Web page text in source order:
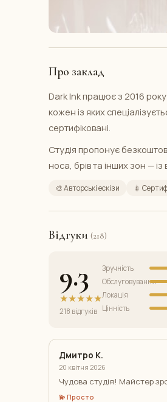
Про заклад
Dark Ink працює з 2016 року
кожен із яких
сертифіковані.
Студія пропонує
носа, брів та інших зон —
🎨 Авторські ескізи 💉
Відгуки (218)
9.3
★★★★★
218 відгуків
Зручність
Обслуговування
Локація
Цінність
Дмитро К.
20 квітня 2026
Чудова студія! Майстер
💫 Просто